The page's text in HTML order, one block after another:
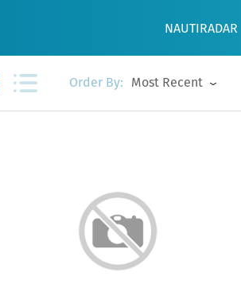
NAUTIRADAR
Order By: Most Recent